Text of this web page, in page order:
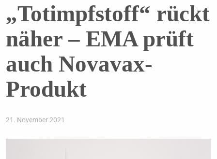
„Totimpfstoff“ rückt
näher – EMA prüft
auch Novavax-
Produkt
21. November 2021